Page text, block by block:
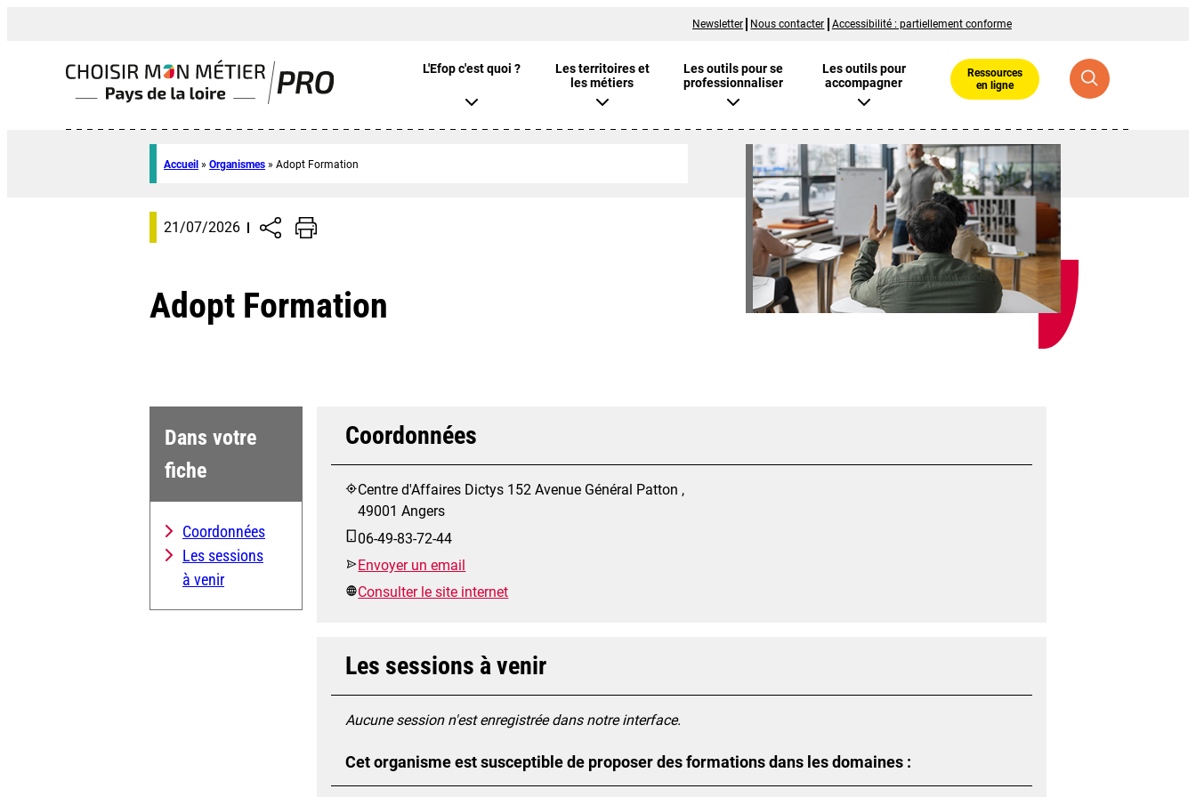
Newsletter Nous contacter Accessibilité : partiellement conforme
L'Efop c'est quoi ?
Les territoires et
les métiers
Les outils pour se
professionnaliser
Les outils pour
accompagner
Ressources
en ligne
Accueil » Organismes » Adopt Formation
21/07/2026
Adopt Formation
Dans votre
fiche
Coordonnées
Les sessions
à venir
Coordonnées
Centre d'Affaires Dictys 152 Avenue Général Patton ,
49001 Angers
06-49-83-72-44
Envoyer un email
Consulter le site internet
Les sessions à venir
Aucune session n'est enregistrée dans notre interface.
Cet organisme est susceptible de proposer des formations dans les domaines :